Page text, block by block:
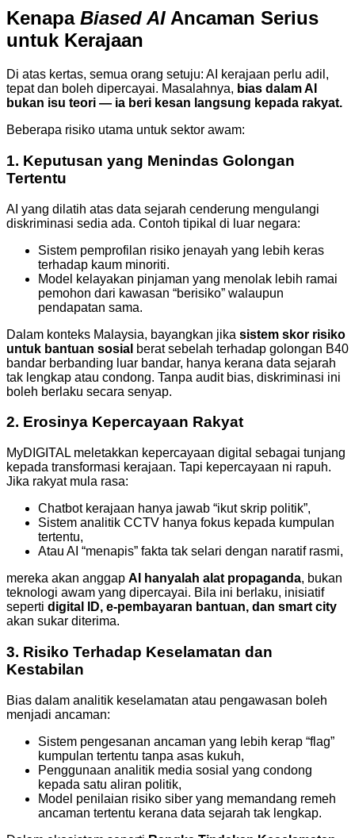
Kenapa Biased AI Ancaman Serius
untuk Kerajaan
Di atas kertas, semua orang setuju: AI kerajaan perlu adil,
tepat dan boleh dipercayai. Masalahnya, bias dalam AI
bukan isu teori — ia beri kesan langsung kepada rakyat.
Beberapa risiko utama untuk sektor awam:
1. Keputusan yang Menindas Golongan
Tertentu
AI yang dilatih atas data sejarah cenderung mengulangi
diskriminasi sedia ada. Contoh tipikal di luar negara:
Sistem pemprofilan risiko jenayah yang lebih keras
terhadap kaum minoriti.
Model kelayakan pinjaman yang menolak lebih ramai
pemohon dari kawasan “berisiko” walaupun
pendapatan sama.
Dalam konteks Malaysia, bayangkan jika sistem skor risiko
untuk bantuan sosial berat sebelah terhadap golongan B40
bandar berbanding luar bandar, hanya kerana data sejarah
tak lengkap atau condong. Tanpa audit bias, diskriminasi ini
boleh berlaku secara senyap.
2. Erosinya Kepercayaan Rakyat
MyDIGITAL meletakkan kepercayaan digital sebagai tunjang
kepada transformasi kerajaan. Tapi kepercayaan ni rapuh.
Jika rakyat mula rasa:
Chatbot kerajaan hanya jawab “ikut skrip politik”,
Sistem analitik CCTV hanya fokus kepada kumpulan
tertentu,
Atau AI “menapis” fakta tak selari dengan naratif rasmi,
mereka akan anggap AI hanyalah alat propaganda, bukan
teknologi awam yang dipercayai. Bila ini berlaku, inisiatif
seperti digital ID, e-pembayaran bantuan, dan smart city
akan sukar diterima.
3. Risiko Terhadap Keselamatan dan
Kestabilan
Bias dalam analitik keselamatan atau pengawasan boleh
menjadi ancaman:
Sistem pengesanan ancaman yang lebih kerap “flag”
kumpulan tertentu tanpa asas kukuh,
Penggunaan analitik media sosial yang condong
kepada satu aliran politik,
Model penilaian risiko siber yang memandang remeh
ancaman tertentu kerana data sejarah tak lengkap.